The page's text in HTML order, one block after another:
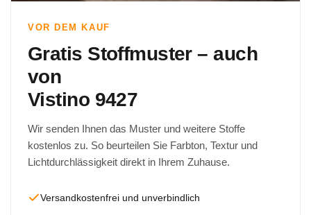
VOR DEM KAUF
Gratis Stoffmuster – auch
von
Vistino 9427
Wir senden Ihnen das Muster und weitere Stoffe
kostenlos zu. So beurteilen Sie Farbton, Textur und
Lichtdurchlässigkeit direkt in Ihrem Zuhause.
Versandkostenfrei und unverbindlich